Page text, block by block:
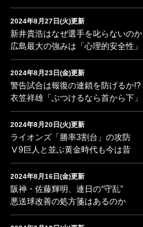
2024年8月27日(火)更新
新井貴浩はなぜ選手を叱らないのか
広島最大の強みは「心理的安全性」
2024年8月23日(金)更新
警告試合は報復の連鎖を防げるか!?
衣笠祥雄「ぶつけるなら首から下」
2024年8月20日(火)更新
ライオンズ「勝率3割台」の攻防
Ⅴ9巨人と並ぶ黄金時代も今は昔
2024年8月16日(金)更新
阪神・佐藤輝明、連日の“守乱”
悪送球改善の処方箋はあるのか